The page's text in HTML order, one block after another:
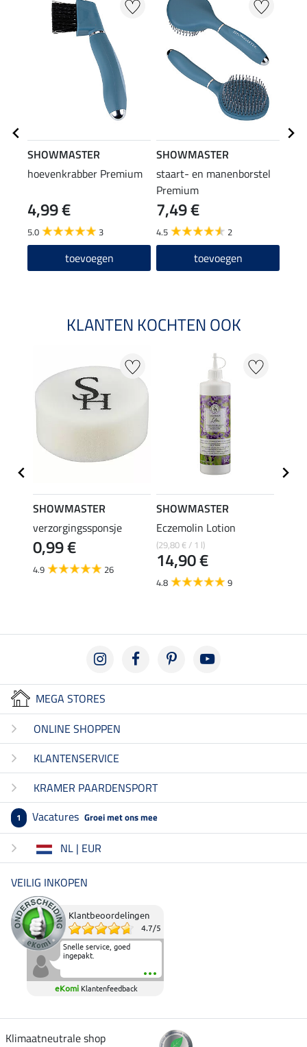
SHOWMASTER
hoevenkrabber Premium
4,99 €
5.0 3
toevoegen
SHOWMASTER
staart- en manenborstel
Premium
7,49 €
4.5 2
toevoegen
KLANTEN KOCHTEN OOK
SHOWMASTER
verzorgingssponsje
0,99 €
4.9 26
SHOWMASTER
Eczemolin Lotion
(29,80 € / 1 l)
14,90 €
4.8 9
MEGA STORES
ONLINE SHOPPEN
KLANTENSERVICE
KRAMER PAARDENSPORT
1 Vacatures Groei met ons mee
NL | EUR
VEILIG INKOPEN
Klantbeoordelingen
4.7/5
Snelle service, goed
ingepakt.
eKomi Klantenfeedback
Klimaatneutrale shop